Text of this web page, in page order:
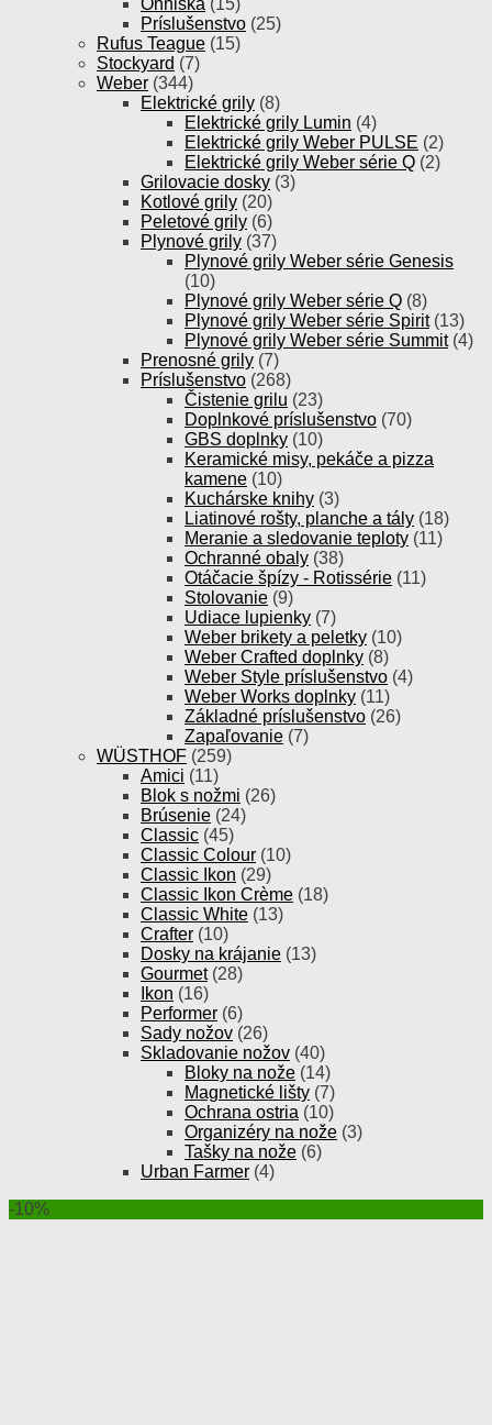
Ohniská (15)
Príslušenstvo (25)
Rufus Teague (15)
Stockyard (7)
Weber (344)
Elektrické grily (8)
Elektrické grily Lumin (4)
Elektrické grily Weber PULSE (2)
Elektrické grily Weber série Q (2)
Grilovacie dosky (3)
Kotlové grily (20)
Peletové grily (6)
Plynové grily (37)
Plynové grily Weber série Genesis
(10)
Plynové grily Weber série Q (8)
Plynové grily Weber série Spirit (13)
Plynové grily Weber série Summit (4)
Prenosné grily (7)
Príslušenstvo (268)
Čistenie grilu (23)
Doplnkové príslušenstvo (70)
GBS doplnky (10)
Keramické misy, pekáče a pizza
kamene (10)
Kuchárske knihy (3)
Liatinové rošty, planche a tály (18)
Meranie a sledovanie teploty (11)
Ochranné obaly (38)
Otáčacie špízy - Rotissérie (11)
Stolovanie (9)
Udiace lupienky (7)
Weber brikety a peletky (10)
Weber Crafted doplnky (8)
Weber Style príslušenstvo (4)
Weber Works doplnky (11)
Základné príslušenstvo (26)
Zapaľovanie (7)
WÜSTHOF (259)
Amici (11)
Blok s nožmi (26)
Brúsenie (24)
Classic (45)
Classic Colour (10)
Classic Ikon (29)
Classic Ikon Crème (18)
Classic White (13)
Crafter (10)
Dosky na krájanie (13)
Gourmet (28)
Ikon (16)
Performer (6)
Sady nožov (26)
Skladovanie nožov (40)
Bloky na nože (14)
Magnetické lišty (7)
Ochrana ostria (10)
Organizéry na nože (3)
Tašky na nože (6)
Urban Farmer (4)
-10%